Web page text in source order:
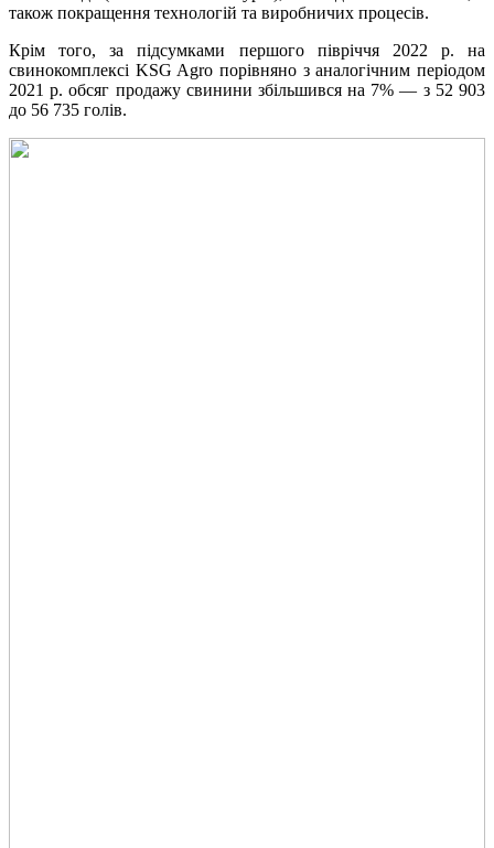
також покращення технологій та виробничих процесів.
Крім того, за підсумками першого півріччя 2022 р. на
свинокомплексі KSG Agro порівняно з аналогічним періодом
2021 р. обсяг продажу свинини збільшився на 7% — з 52 903
до 56 735 голів.